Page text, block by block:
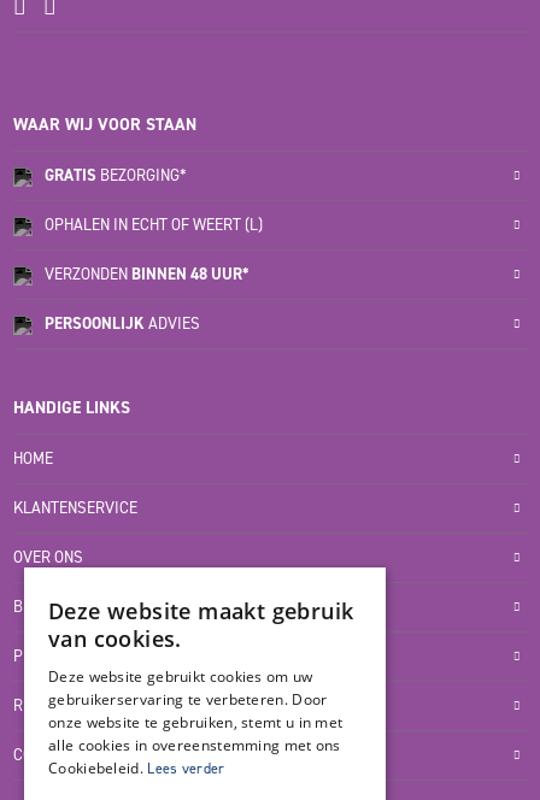
WAAR WIJ VOOR STAAN
GRATIS BEZORGING*
OPHALEN IN ECHT OF WEERT (L)
VERZONDEN BINNEN 48 UUR*
PERSOONLIJKADVIES
HANDIGE LINKS
HOME
KLANTENSERVICE
OVER ONS
BLOG
PRIVACYVERKLARING
RETOUR- EN TERUGBETALINGSBELEID
COOKIES
Deze website maakt gebruik
van cookies.
Deze website gebruikt cookies om uw
gebruikerservaring te verbeteren. Door
onze website te gebruiken, stemt u in met
alle cookies in overeenstemming met ons
Cookiebeleid. Lees verder